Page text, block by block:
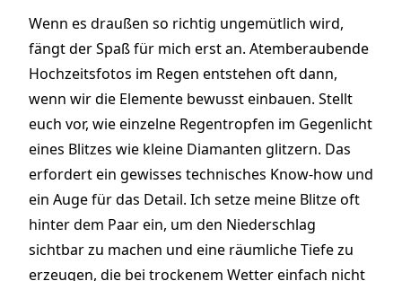
Wenn es draußen so richtig ungemütlich wird,
fängt der Spaß für mich erst an. Atemberaubende
Hochzeitsfotos im Regen entstehen oft dann,
wenn wir die Elemente bewusst einbauen. Stellt
euch vor, wie einzelne Regentropfen im Gegenlicht
eines Blitzes wie kleine Diamanten glitzern. Das
erfordert ein gewisses technisches Know-how und
ein Auge für das Detail. Ich setze meine Blitze oft
hinter dem Paar ein, um den Niederschlag
sichtbar zu machen und eine räumliche Tiefe zu
erzeugen, die bei trockenem Wetter einfach nicht